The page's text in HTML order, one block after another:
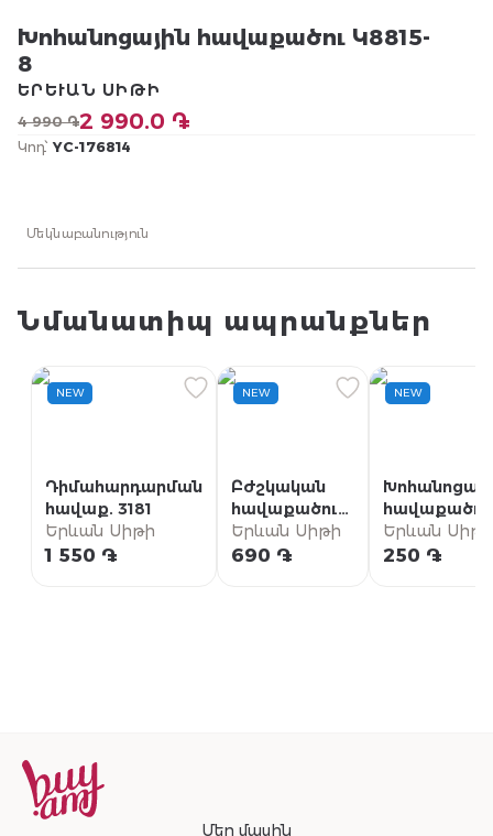
Խոհանոցային հավաքածու Կ8815-
8
4 990 ֏2 990.0 ֏
ԵՐԵՒԱՆ ՍԻԹԻ
Կոդ՝ YC-176814
Մեկնաբանություն
Նմանատիպ ապրանքներ
NEW
Դիմահարդարման
հավաք․ 3181
Երևան Սիթի
1 550 ֏
NEW
Բժշկական
հավաքածու
ատրճանակով
Երևան Սիթի
690 ֏
NEW
հավաքածու
2018
Երևան Սիթի
250 ֏
Մեր մասին